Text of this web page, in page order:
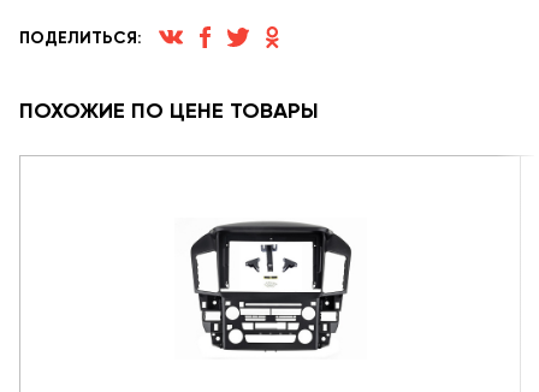
ПОДЕЛИТЬСЯ:
ПОХОЖИЕ ПО ЦЕНЕ ТОВАРЫ